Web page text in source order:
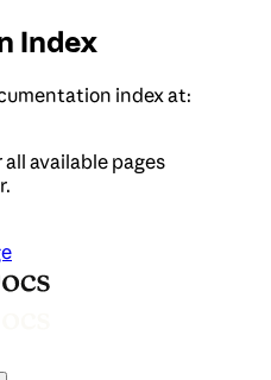
Index
index at:
available pages